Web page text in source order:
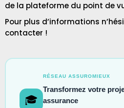
de la plateforme du point de
Pour plus d’informations
contacter !
🎓
RÉSEAU ASSUROMIEUX
Transformez votre
assurance